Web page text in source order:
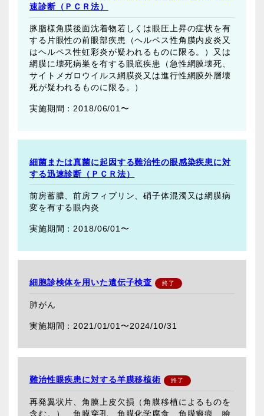
速診断（ＰＣＲ法）
豚脂様角膜後面沈着物若しくは眼圧上昇の症状を有
する片眼性の前眼部疾患（ヘルペス性角膜内皮炎又
はヘルペス性虹彩炎が疑われるものに限る。）又は
網膜に壊死病巣を有する眼底疾患（急性網膜壊死、
サイトメガロウイルス網膜炎又は進行性網膜外層壊
死が疑われるものに限る。）
2018/06/01〜
細菌または真菌に起因する難治性の眼感染疾患に対
する迅速診断（ＰＣＲ法）
前房蓄膿、前房フィブリン、硝子体混濁又は網膜病
変を有する眼内炎
2018/06/01〜
細胞診検体を用いた遺伝子検査
肺がん
2021/01/01〜2024/10/31
難治性眼疾患に対する羊膜移植術
再発翼状片、角膜上皮欠損（角膜移植によるものを
含む。）、角膜穿孔、角膜化学腐食、角膜瘢痕、瞼